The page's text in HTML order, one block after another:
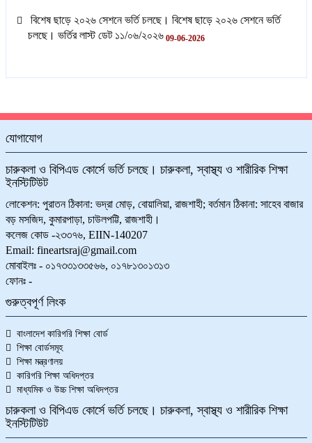
বিশেষ ছাড়ে ২০২৬ সেশনে ভর্তি চলছে। বিশেষ ছাড়ে ২০২৬ সেশনে ভর্তি
চলছে। ভর্তির লাস্ট ডেট ১১/০৬/২০২৬ 09-06-2026
যোগাযোগ
চারুকলা ও বিপিএড কোর্সে ভর্তি চলছে। চারুকলা, স্বাস্থ্য ও শারীরিক শিক্ষা
ইনস্টিটিউট
লোকেশন: পুরাতন ঠিকানা: ভদ্রা মোড়, বোয়ালিয়া, রাজশাহী; বর্তমান ঠিকানা: সাহেব বাজার
বড় মসজিদ, কুমারপাড়া, চাউলপট্টি, রাজশাহী।
কলেজ কোড -২৩৩৭৬, EIIN-140207
Email: fineartsraj@gmail.com
মোবাইলঃ - ০১৭৩৩১৩৩৫৬৬, ০১৭৮১৩০১৩১৩
ফোনঃ -
গুরুত্বপূর্ণ লিংক
বাংলাদেশ কারিগরি শিক্ষা বোর্ড
শিক্ষা বোর্ডসমূহ
শিক্ষা মন্ত্রণালয়
কারিগরি শিক্ষা অধিদপ্তর
মাধ্যমিক ও উচ্চ শিক্ষা অধিদপ্তর
চারুকলা ও বিপিএড কোর্সে ভর্তি চলছে। চারুকলা, স্বাস্থ্য ও শারীরিক শিক্ষা
ইনস্টিটিউট